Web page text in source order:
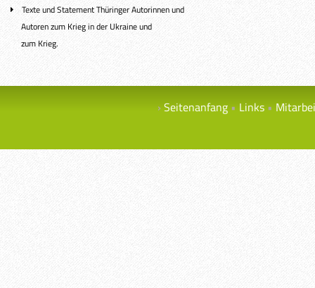
Texte und State­ment Thü­rin­ger Autorin­nen und
Autoren zum Krieg in der Ukraine und
zum Krieg.
Seitenanfang Links